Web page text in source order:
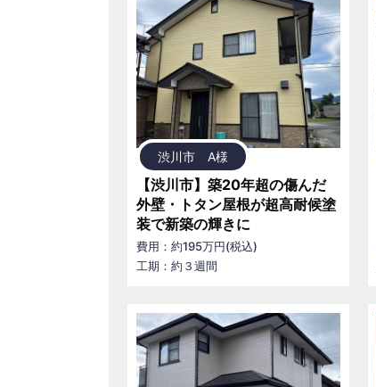
渋川市 A様
【渋川市】築20年超の傷んだ
外壁・トタン屋根が超高耐候塗
装で新築の輝きに
費用：約195万円(税込)
工期：約３週間